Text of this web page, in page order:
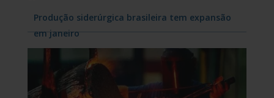
Produção siderúrgica brasileira tem expansão
em janeiro